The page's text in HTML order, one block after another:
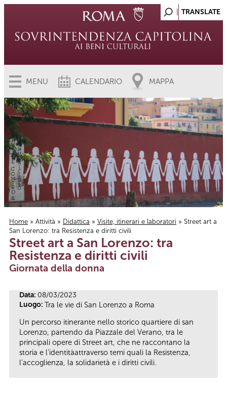
MENU CALENDARIO MAPPA
Tu sei qui
Home » Attività » Didattica » Visite, itinerari e laboratori » Street art a
San Lorenzo: tra Resistenza e diritti civili
Street art a San Lorenzo: tra
Resistenza e diritti civili
Giornata della donna
Data: 08/03/2023
Luogo: Tra le vie di San Lorenzo a Roma
Un percorso itinerante nello storico quartiere di san
Lorenzo, partendo da Piazzale del Verano, tra le
principali opere di Street art, che ne raccontano la
storia e l’identitàattraverso temi quali la Resistenza,
l’accoglienza, la solidarietà e i diritti civili.